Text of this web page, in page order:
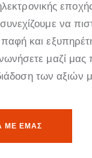
να
και
μαζί μας
των αξιών
ΜΕ ΕΜΑΣ